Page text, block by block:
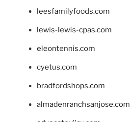
leesfamilyfoods.com
lewis-lewis-cpas.com
eleontennis.com
cyetus.com
bradfordshops.com
almadenranchsanjose.com